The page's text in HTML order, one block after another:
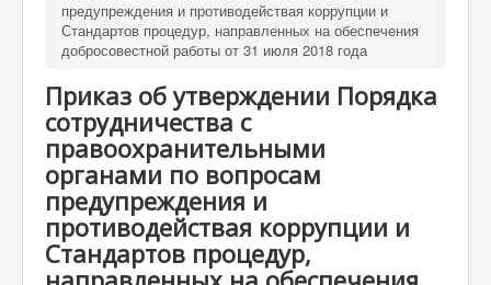
предупреждения и противодействая коррупции и
Стандартов процедур, направленных на обеспечения
добросовестной работы от 31 июля 2018 года
Приказ об утверждении Порядка
сотрудничества с
правоохранительными
органами по вопросам
предупреждения и
противодействая коррупции и
Стандартов процедур,